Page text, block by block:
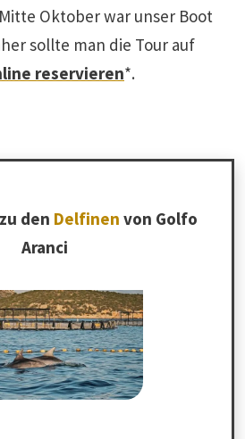
Oktober war unser Boot
sollte man die Tour auf
reservieren*.
den Delfinen von Golfo
Aranci